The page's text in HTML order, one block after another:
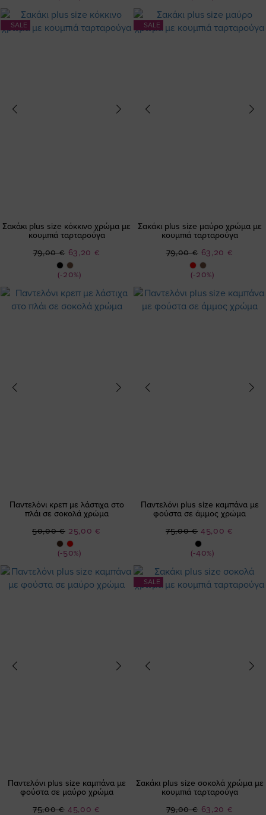
SALE
Σακάκι plus size κόκκινο χρώμα με
κουμπιά ταρταρούγα
(-20%)
Ειδική
Τιμή
63,20 €
79,00 €
SALE
Σακάκι plus size μαύρο χρώμα με
κουμπιά ταρταρούγα
(-20%)
Ειδική
Τιμή
63,20 €
79,00 €
Παντελόνι κρεπ με λάστιχα στο
πλάι σε σοκολά χρώμα
(-50%)
Ειδική
Τιμή
25,00 €
50,00 €
Παντελόνι plus size καμπάνα με
φούστα σε άμμος χρώμα
(-40%)
Ειδική
Τιμή
45,00 €
75,00 €
Παντελόνι plus size καμπάνα με
φούστα σε μαύρο χρώμα
Ειδική
45,00 €
75,00 €
SALE
Σακάκι plus size σοκολά χρώμα με
κουμπιά ταρταρούγα
Ειδική
63,20 €
79,00 €